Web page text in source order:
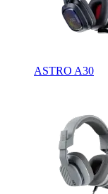
ASTRO A30